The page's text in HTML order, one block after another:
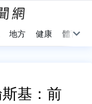
地方 健康 體育
基：前